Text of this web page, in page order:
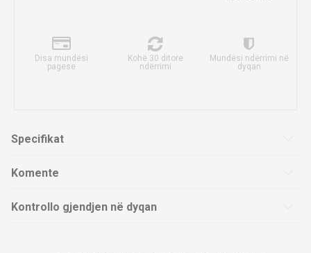
Disa mundësi
pagese
Kohë 30 ditore
ndërrimi
Mundësi ndërrimi në
dyqan
Specifikat
Komente
Kontrollo gjendjen në dyqan